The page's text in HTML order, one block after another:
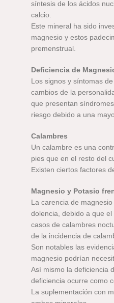
síntesis de los ácidos
calcio.
Este mineral ha sido
magnesio y estos
premenstrual.
Deficiencia de
Los signos y síntomas
cambios de la
que presentan
riesgo debido a una
Calambres
Un calambre es una
pies que en el resto del
Existen ciertos factores
Magnesio y Potasio
La carencia de
dolencia, debido a que
casos de calambres
de la incidencia de
Son notables las
magnesio podrían
Así mismo la deficiencia
deficiencia ocurre como
La suplementación con